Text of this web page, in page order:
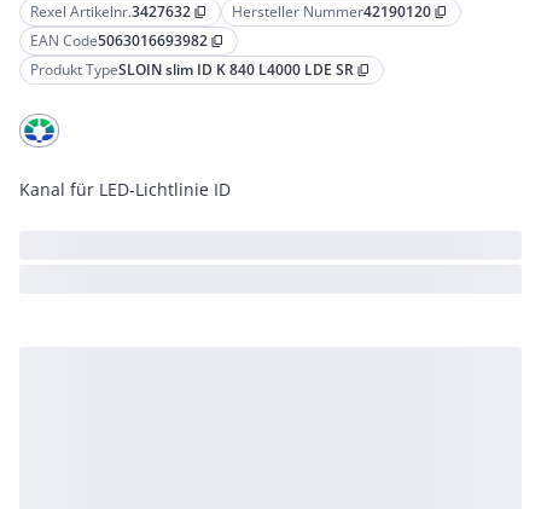
Rexel Artikelnr.3427632 content_copy Hersteller Nummer42190120 content_copy
EAN Code5063016693982 content_copy
Produkt TypeSLOIN slim ID K 840 L4000 LDE SR content_copy
Kanal für LED-Lichtlinie ID